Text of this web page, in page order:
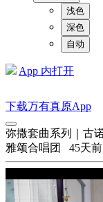
浅色
深色
自动
App 内打开
下载万有真原App
弥撒套曲系列｜古
雅颂合唱团 45天